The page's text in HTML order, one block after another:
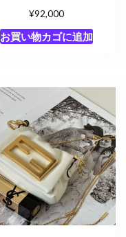
¥92,000
お買い物カゴに追加